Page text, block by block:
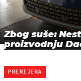
Zbog suše:
proizvodnju
PREMIJERA